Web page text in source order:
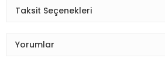
Taksit Seçenekleri
Yorumlar